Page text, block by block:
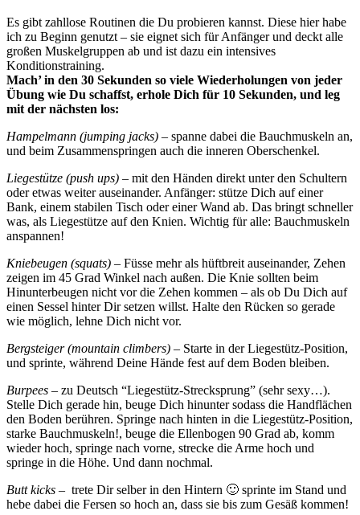
Es gibt zahllose Routinen die Du probieren kannst. Diese hier habe
ich zu Beginn genutzt – sie eignet sich für Anfänger und deckt alle
großen Muskelgruppen ab und ist dazu ein intensives
Konditionstraining.
Mach’ in den 30 Sekunden so viele Wiederholungen von jeder
Übung wie Du schaffst, erhole Dich für 10 Sekunden, und leg
mit der nächsten los:
Hampelmann (jumping jacks) – spanne dabei die Bauchmuskeln an,
und beim Zusammenspringen auch die inneren Oberschenkel.
Liegestütze (push ups) – mit den Händen direkt unter den Schultern
oder etwas weiter auseinander. Anfänger: stütze Dich auf einer
Bank, einem stabilen Tisch oder einer Wand ab. Das bringt schneller
was, als Liegestütze auf den Knien. Wichtig für alle: Bauchmuskeln
anspannen!
Kniebeugen (squats) – Füsse mehr als hüftbreit auseinander, Zehen
zeigen im 45 Grad Winkel nach außen. Die Knie sollten beim
Hinunterbeugen nicht vor die Zehen kommen – als ob Du Dich auf
einen Sessel hinter Dir setzen willst. Halte den Rücken so gerade
wie möglich, lehne Dich nicht vor.
Bergsteiger (mountain climbers) – Starte in der Liegestütz-Position,
und sprinte, während Deine Hände fest auf dem Boden bleiben.
Burpees – zu Deutsch “Liegestütz-Strecksprung” (sehr sexy…).
Stelle Dich gerade hin, beuge Dich hinunter sodass die Handflächen
den Boden berühren. Springe nach hinten in die Liegestütz-Position,
starke Bauchmuskeln!, beuge die Ellenbogen 90 Grad ab, komm
wieder hoch, springe nach vorne, strecke die Arme hoch und
springe in die Höhe. Und dann nochmal.
Butt kicks – trete Dir selber in den Hintern 🙂 sprinte im Stand und
hebe dabei die Fersen so hoch an, dass sie bis zum Gesäß kommen!